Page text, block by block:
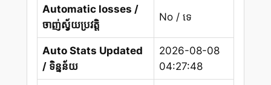
Automatic losses /
ចាញ់ស្វ័យប្រវត្តិ
No / ទេ
Auto Stats Updated
/ ទិន្នន័យ
2026-08-08
04:27:48